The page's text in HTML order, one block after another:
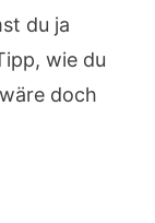
du ja
wie du
doch